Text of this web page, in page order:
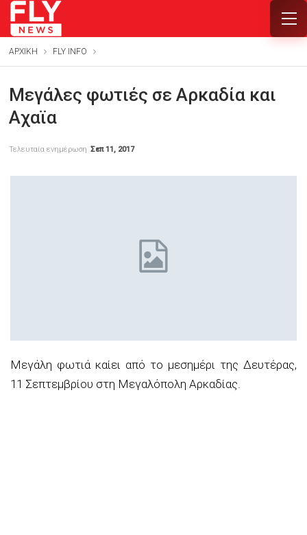
ΑΡΧΙΚΗ FLY INFO
Μεγάλες φωτιές σε Αρκαδία και
Αχαϊα
Τελευταία ενημέρωση Σεπ 11, 2017
Μεγάλη φωτιά καίει από το μεσημέρι της Δευτέρας,
11 Σεπτεμβρίου στη Μεγαλόπολη Αρκαδίας.